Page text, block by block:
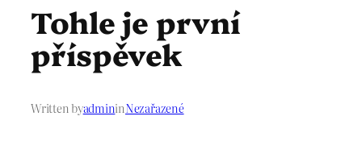
Tohle je první
příspěvek
Written byadmininNezařazené